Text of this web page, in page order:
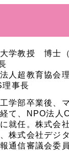
学教授 博士
人超教育協会
事長
学部卒業後、
て、NPO法人
就任。株式会
株式会社デジ
通信審議会委